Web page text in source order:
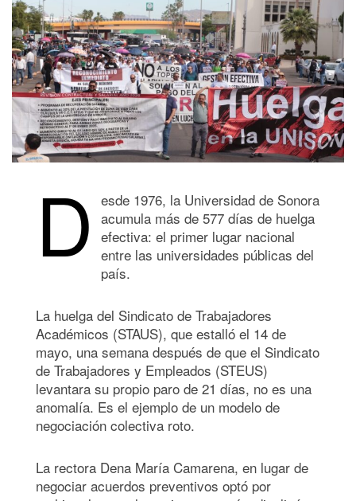
D esde 1976, la Universidad de Sonora
acumula más de 577 días de huelga
efectiva: el primer lugar nacional
entre las universidades públicas del
país.
La huelga del Sindicato de Trabajadores
Académicos (STAUS), que estalló el 14 de
mayo, una semana después de que el Sindicato
de Trabajadores y Empleados (STEUS)
levantara su propio paro de 21 días, no es una
anomalía. Es el ejemplo de un modelo de
negociación colectiva roto.
La rectora Dena María Camarena, en lugar de
negociar acuerdos preventivos optó por